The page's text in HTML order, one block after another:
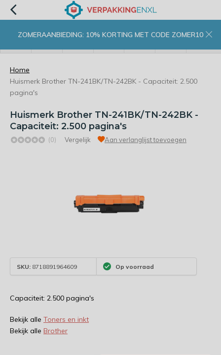
ZOMERAANBIEDING: 10% KORTING MET CODE ZOMER10
Home
Huismerk Brother TN-241BK/TN-242BK - Capaciteit: 2.500
pagina's
Huismerk Brother TN-241BK/TN-242BK -
Capaciteit: 2.500 pagina's
(0) Vergelijk Aan verlanglijst toevoegen
SKU: 8718891964609 Op voorraad
Capaciteit: 2.500 pagina's
Bekijk alle Toners en inkt
Bekijk alle Brother